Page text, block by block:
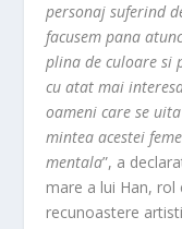
personaj suferind
facusem pana
plina de culoare si
cu atat mai
oameni care se
mintea acestei
mentala”, a
mare a lui Han,
recunoastere